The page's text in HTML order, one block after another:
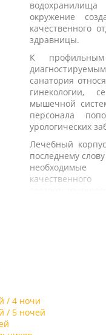
чтобы
постояльца
этого
спектр
отдыхающих.
водохранилища
окружение
качественного
здравницы.
К
санатория
гинекологии,
мышечной
персонала
урологических
Лечебный
последнему
территории
Отдыхающим
заселение в
комплект
кабельного
/ 4 ночи
/ 5 ночей